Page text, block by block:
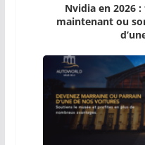
Nvidia en 2026
maintenant ou